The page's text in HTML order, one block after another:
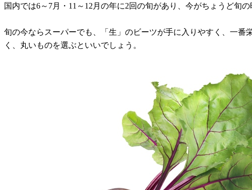
国内では6～7月・11～12月の年に2回の旬があり、今がちょうど旬の
旬の今ならスーパーでも、「生」のビーツが手に入りやすく、一
く、丸いものを選ぶといいでしょう。